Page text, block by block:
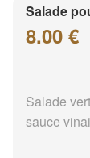
Salade
8.00 €
Salade
sauce